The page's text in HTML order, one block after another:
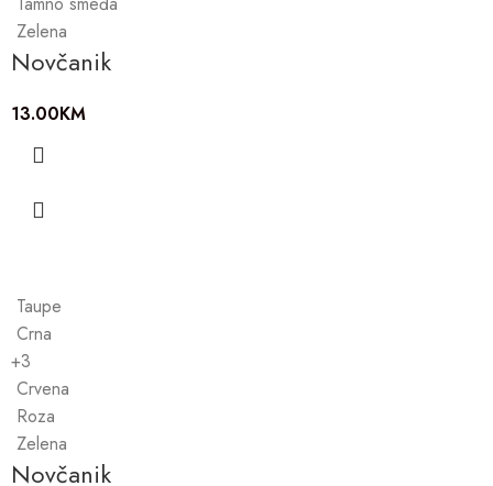
Zelena
Novčanik
13.00KM
Taupe
Crna
+3
Crvena
Roza
Zelena
Novčanik